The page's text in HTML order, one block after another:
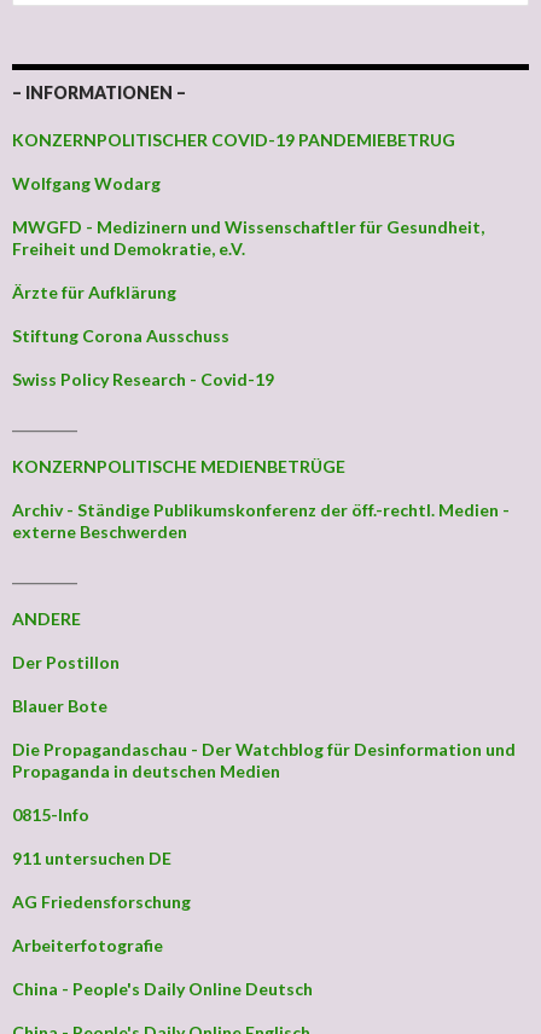
– INFORMATIONEN –
KONZERNPOLITISCHER COVID-19 PANDEMIEBETRUG
Wolfgang Wodarg
MWGFD - Medizinern und Wissenschaftler für Gesundheit,
Freiheit und Demokratie, e.V.
Ärzte für Aufklärung
Stiftung Corona Ausschuss
Swiss Policy Research - Covid-19
KONZERNPOLITISCHE MEDIENBETRÜGE
Archiv - Ständige Publikumskonferenz der öff.-rechtl. Medien -
externe Beschwerden
ANDERE
Der Postillon
Blauer Bote
Die Propagandaschau - Der Watchblog für Desinformation und
Propaganda in deutschen Medien
0815-Info
911 untersuchen DE
AG Friedensforschung
Arbeiterfotografie
China - People's Daily Online Deutsch